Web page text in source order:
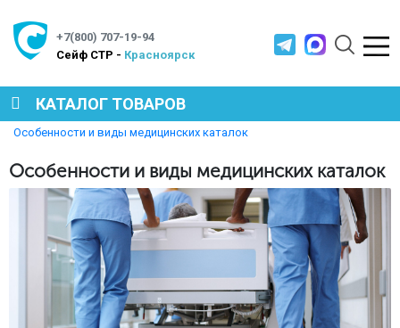
+7(800) 707-19-94
Cейф СТР - Красноярск
КАТАЛОГ ТОВАРОВ
МЕТАЛЛИЧЕСКАЯ МЕБЕЛЬ
МЕТАЛЛИЧЕСКИЕ СТЕЛЛАЖИ
Главная
Полезная информация
Особенности и виды медицинских каталок
Особенности и виды медицинских каталок